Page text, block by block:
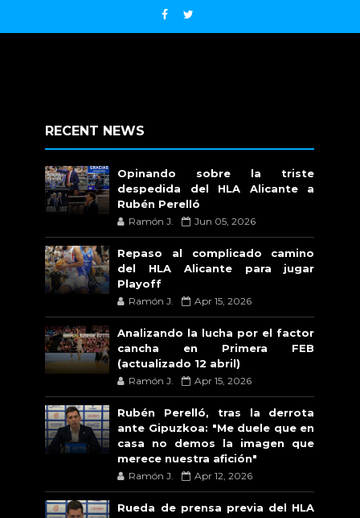
RECENT NEWS
Opinando sobre la triste
despedida del HLA Alicante a
Rubén Perelló
Ramón J. Jun 05, 2026
Repaso al complicado camino
del HLA Alicante para jugar
Playoff
Ramón J. Apr 15, 2026
Analizando la lucha por el factor
cancha en Primera FEB
(actualizado 12 abril)
Ramón J. Apr 15, 2026
Rubén Perelló, tras la derrota
ante Gipuzkoa: "Me duele que en
casa no demos la imagen que
merece nuestra afición"
Ramón J. Apr 12, 2026
Rueda de prensa previa del HLA